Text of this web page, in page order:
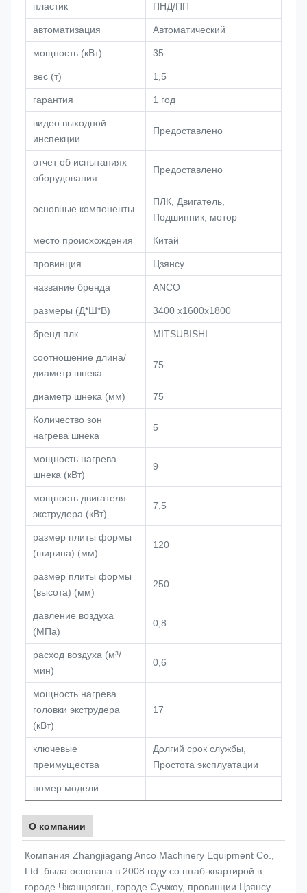
пластик
ПНД/ПП
автоматизация Автоматический
мощность (кВт) 35
вес (т) 1,5
гарантия 1 год
видео выходной
инспекции
Предоставлено
отчет об испытаниях
оборудования
Предоставлено
основные компоненты
ПЛК, Двигатель,
Подшипник, мотор
место происхождения Китай
провинция Цзянсу
название бренда ANCO
размеры (Д*Ш*В) 3400 x1600x1800
бренд плк MITSUBISHI
соотношение длина/
диаметр шнека
75
диаметр шнека (мм) 75
Количество зон
нагрева шнека
5
мощность нагрева
шнека (кВт)
9
мощность двигателя
экструдера (кВт)
7,5
размер плиты формы
(ширина) (мм)
120
размер плиты формы
(высота) (мм)
250
давление воздуха
(МПа)
0,8
расход воздуха (м³/
мин)
0,6
мощность нагрева
головки экструдера
(кВт)
17
ключевые
преимущества
Долгий срок службы,
Простота эксплуатации
номер модели
О компании
Компания Zhangjiagang Anco Machinery Equipment Co.,
Ltd. была основана в 2008 году со штаб-квартирой в
городе Чжанцзяган, городе Сучжоу, провинции Цзянсу.